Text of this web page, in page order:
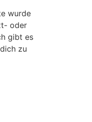
wurde
oder
gibt es
zu